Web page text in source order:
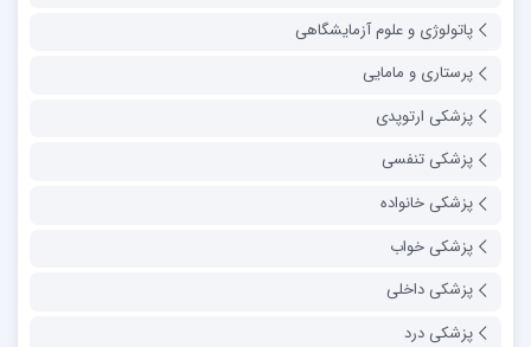
پاتولوژی و علوم آزمایشگاهی
پرستاری و مامایی
پزشکی ارتوپدی
پزشکی تنفسی
پزشکی خانواده
پزشکی خواب
پزشکی داخلی
پزشکی درد